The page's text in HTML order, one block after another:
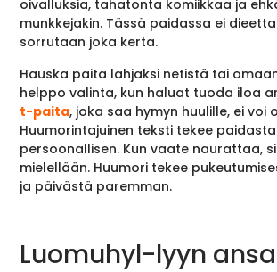
oivalluksia, tahatonta komiikkaa ja
munkkejakin. Tässä paidassa ei
sorrutaan joka kerta.
Hauska paita lahjaksi netistä tai
helppo valinta, kun haluat tuoda iloa
t-paita, joka saa hymyn huulille, ei voi
Huumorintajuinen teksti tekee paidasta
persoonallisen. Kun vaate naurattaa,
mielellään. Huumori tekee
ja päivästä paremman.
Luomuhyl-lyyn